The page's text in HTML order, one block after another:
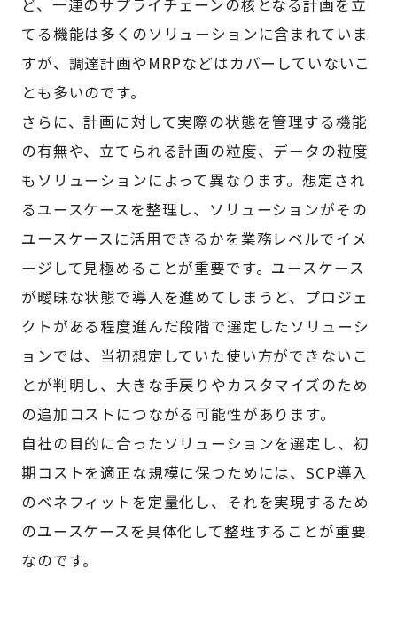
ど、一連のサプライチェーンの核となる計画を立
てる機能は多くのソリューションに含まれていま
すが、調達計画やMRPなどはカバーしていないこ
とも多いのです。
さらに、計画に対して実際の状態を管理する機能
の有無や、立てられる計画の粒度、データの粒度
もソリューションによって異なります。想定され
るユースケースを整理し、ソリューションがその
ユースケースに活用できるかを業務レベルでイメ
ージして見極めることが重要です。ユースケース
が曖昧な状態で導入を進めてしまうと、プロジェ
クトがある程度進んだ段階で選定したソリューシ
ョンでは、当初想定していた使い方ができないこ
とが判明し、大きな手戻りやカスタマイズのため
の追加コストにつながる可能性があります。
自社の目的に合ったソリューションを選定し、初
期コストを適正な規模に保つためには、SCP導入
のベネフィットを定量化し、それを実現するため
のユースケースを具体化して整理することが重要
なのです。